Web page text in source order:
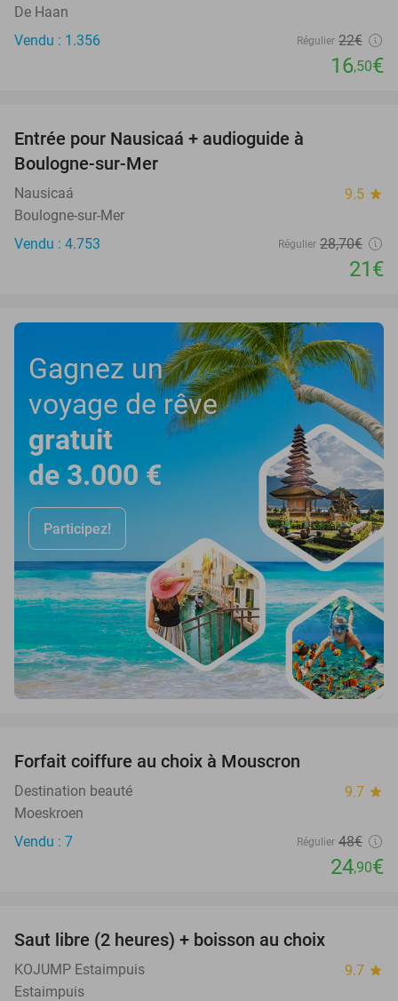
De Haan
Vendu : 1.356
Régulier 22€
16,50€
Entrée pour Nausicaá + audioguide à
Boulogne-sur-Mer
Nausicaá 9.5 star
Boulogne-sur-Mer
Vendu : 4.753
Régulier 28,70€
21€
Gagnez un
voyage de rêve
gratuit
de 3.000 €
Participez!
Forfait coiffure au choix à Mouscron
Destination beauté 9.7 star
Moeskroen
Vendu : 7
Régulier 48€
24,90€
Saut libre (2 heures) + boisson au choix
KOJUMP Estaimpuis 9.7 star
Estaimpuis